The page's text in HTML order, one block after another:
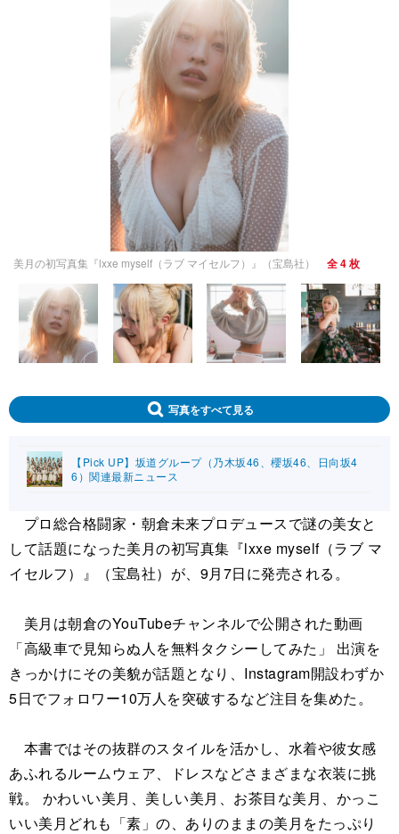
美月の初写真集『lxxe myself（ラブ マイセルフ）』（宝島社） 全 4 枚
写真をすべて見る
【Pick UP】坂道グループ（乃木坂46、櫻坂46、日向坂4
6）関連最新ニュース
プロ総合格闘家・朝倉未来プロデュースで謎の美女と
して話題になった美月の初写真集『lxxe myself（ラブ マ
イセルフ）』（宝島社）が、9月7日に発売される。
美月は朝倉のYouTubeチャンネルで公開された動画
「高級車で見知らぬ人を無料タクシーしてみた」 出演を
きっかけにその美貌が話題となり、Instagram開設わずか
5日でフォロワー10万人を突破するなど注目を集めた。
本書ではその抜群のスタイルを活かし、水着や彼女感
あふれるルームウェア、ドレスなどさまざまな衣装に挑
戦。 かわいい美月、美しい美月、お茶目な美月、かっこ
いい美月どれも「素」の、ありのままの美月をたっぷり